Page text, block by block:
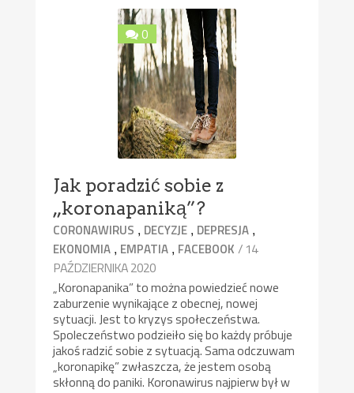
0
Jak poradzić sobie z
„koronapaniką”?
CORONAWIRUS , DECYZJE , DEPRESJA ,
EKONOMIA , EMPATIA , FACEBOOK / 14
PAŹDZIERNIKA 2020
„Koronapanika” to można powiedzieć nowe
zaburzenie wynikające z obecnej, nowej
sytuacji. Jest to kryzys społeczeństwa.
Spoleczeństwo podzieiło się bo każdy próbuje
jakoś radzić sobie z sytuacją. Sama odczuwam
„koronapikę” zwłaszcza, że jestem osobą
skłonną do paniki. Koronawirus najpierw był w